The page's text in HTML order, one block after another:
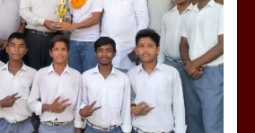
मेरठ सुराजकुंड शमशान घाट में चिता से अस्थि
उठाकर खाते कुत्ते का वीडियो इंटरनेट पर जमकर
हो रहा वायरल
March 6, 2025